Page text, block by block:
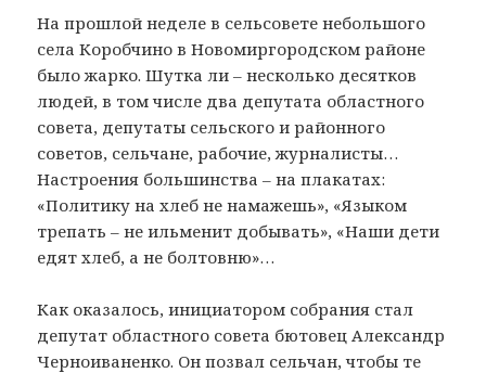
На прошлой неделе в сельсовете небольшого
села Коробчино в Новомиргородском районе
было жарко. Шутка ли – несколько десятков
людей, в том числе два депутата областного
совета, депутаты сельского и районного
советов, сельчане, рабочие, журналисты…
Настроения большинства – на плакатах:
«Политику на хлеб не намажешь», «Языком
трепать – не ильменит добывать», «Наши дети
едят хлеб, а не болтовню»…
Как оказалось, инициатором собрания стал
депутат областного совета бютовец Александр
Черноиваненко. Он позвал сельчан, чтобы те